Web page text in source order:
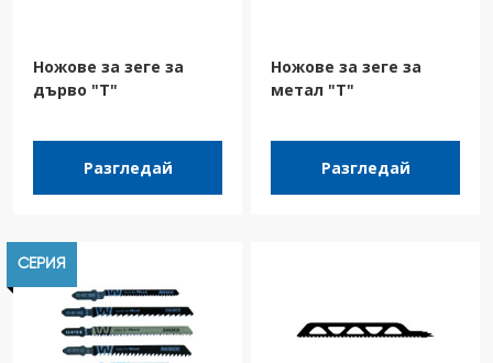
Ножове за зеге за
дърво "T"
Разгледай
Ножове за зеге за
метал "T"
Разгледай
СЕРИЯ